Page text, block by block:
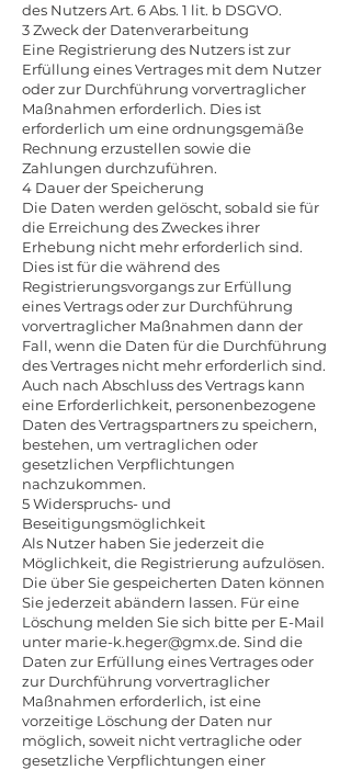
des Nutzers Art. 6 Abs. 1 lit. b DSGVO.
3 Zweck der Datenverarbeitung
Eine Registrierung des Nutzers ist zur
Erfüllung eines Vertrages mit dem Nutzer
oder zur Durchführung vorvertraglicher
Maßnahmen erforderlich. Dies ist
erforderlich um eine ordnungsgemäße
Rechnung erzustellen sowie die
Zahlungen durchzuführen.
4 Dauer der Speicherung
Die Daten werden gelöscht, sobald sie für
die Erreichung des Zweckes ihrer
Erhebung nicht mehr erforderlich sind.
Dies ist für die während des
Registrierungsvorgangs zur Erfüllung
eines Vertrags oder zur Durchführung
vorvertraglicher Maßnahmen dann der
Fall, wenn die Daten für die Durchführung
des Vertrages nicht mehr erforderlich sind.
Auch nach Abschluss des Vertrags kann
eine Erforderlichkeit, personenbezogene
Daten des Vertragspartners zu speichern,
bestehen, um vertraglichen oder
gesetzlichen Verpflichtungen
nachzukommen.
5 Widerspruchs- und
Beseitigungsmöglichkeit
Als Nutzer haben Sie jederzeit die
Möglichkeit, die Registrierung aufzulösen.
Die über Sie gespeicherten Daten können
Sie jederzeit abändern lassen. Für eine
Löschung melden Sie sich bitte per E-Mail
unter marie-k.heger@gmx.de. Sind die
Daten zur Erfüllung eines Vertrages oder
zur Durchführung vorvertraglicher
Maßnahmen erforderlich, ist eine
vorzeitige Löschung der Daten nur
möglich, soweit nicht vertragliche oder
gesetzliche Verpflichtungen einer